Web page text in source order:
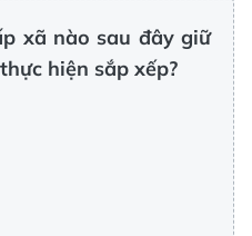
xã nào sau đây giữ
hiện sắp xếp?